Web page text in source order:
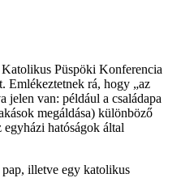
Püspöki Konferencia
Emlékeztetnek rá, hogy „az
jelen van: például a családapa
megáldása) különböző
egyházi hatóságok által
pap, illetve egy katolikus